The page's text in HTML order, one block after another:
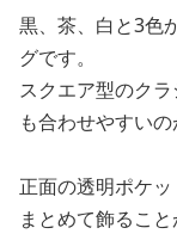
黒、茶、白と3色
グです。
スクエア型のク
も合わせやすいの
正面の透明ポケ
まとめて飾ること